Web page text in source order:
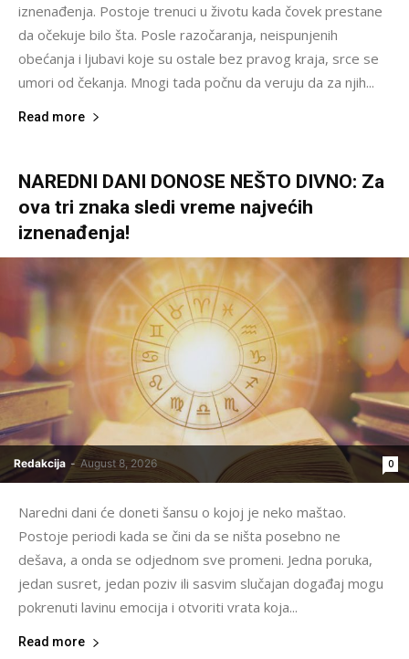
iznenađenja. Postoje trenuci u životu kada čovek prestane
da očekuje bilo šta. Posle razočaranja, neispunjenih
obećanja i ljubavi koje su ostale bez pravog kraja, srce se
umori od čekanja. Mnogi tada počnu da veruju da za njih...
Read more
NAREDNI DANI DONOSE NEŠTO DIVNO: Za
ova tri znaka sledi vreme najvećih
iznenađenja!
Redakcija - August 8, 2026 0
Naredni dani će doneti šansu o kojoj je neko maštao.
Postoje periodi kada se čini da se ništa posebno ne
dešava, a onda se odjednom sve promeni. Jedna poruka,
jedan susret, jedan poziv ili sasvim slučajan događaj mogu
pokrenuti lavinu emocija i otvoriti vrata koja...
Read more